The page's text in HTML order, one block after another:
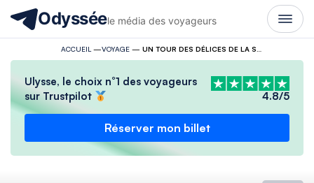
Odysséele média des voyageurs
ACCUEIL —VOYAGE—
Ulysse, le choix n°1 des voyageurs
sur Trustpilot
4.8/5
Réserver mon billet